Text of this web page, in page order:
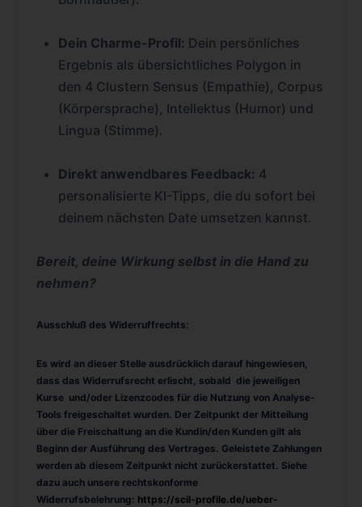
Dein Charme-Profil: Dein persönliches
Ergebnis als übersichtliches Polygon in
den 4 Clustern Sensus (Empathie), Corpus
(Körpersprache), Intellektus (Humor) und
Lingua (Stimme).
Direkt anwendbares Feedback: 4
personalisierte KI-Tipps, die du sofort bei
deinem nächsten Date umsetzen kannst.
Bereit, deine Wirkung selbst in die Hand zu
nehmen?
Ausschluß des Widerruffrechts:
Es wird an dieser Stelle ausdrücklich darauf hingewiesen,
dass das Widerrufsrecht erlischt, sobald die jeweiligen
Kurse und/oder Lizenzcodes für die Nutzung von Analyse-
Tools freigeschaltet wurden. Der Zeitpunkt der Mitteilung
über die Freischaltung an die Kundin/den Kunden gilt als
Beginn der Ausführung des Vertrages. Geleistete Zahlungen
werden ab diesem Zeitpunkt nicht zurückerstattet. Siehe
dazu auch unsere rechtskonforme
Widerrufsbelehrung: https://scil-profile.de/ueber-